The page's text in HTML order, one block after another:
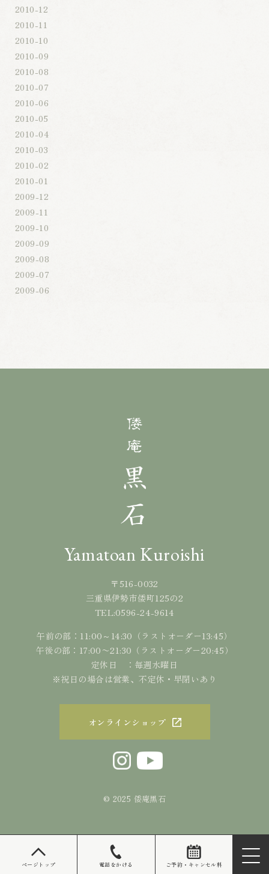
ページトップ 電話をかける ご予約・キャンセル料
2010-12
2010-11
2010-10
2010-09
2010-08
2010-07
2010-06
2010-05
2010-04
2010-03
2010-02
2010-01
2009-12
2009-11
2009-10
2009-09
2009-08
2009-07
2009-06
Yamatoan Kuroishi
〒516-0032
三重県伊勢市倭町125の2
TEL:0596-24-9614
午前の部：11:00～14:30（ラストオーダー13:45）
午後の部：17:00〜21:30（ラストオーダー20:45）
定休日 ：毎週水曜日
※祝日の場合は営業、不定休・早閉いあり
オンラインショップ
© 2025 倭庵黒石